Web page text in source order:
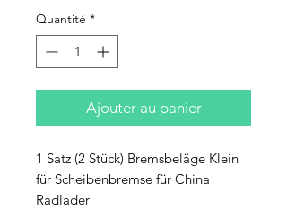
Quantité *
Ajouter au panier
1 Satz (2 Stück) Bremsbeläge Klein
für Scheibenbremse für China
Radlader